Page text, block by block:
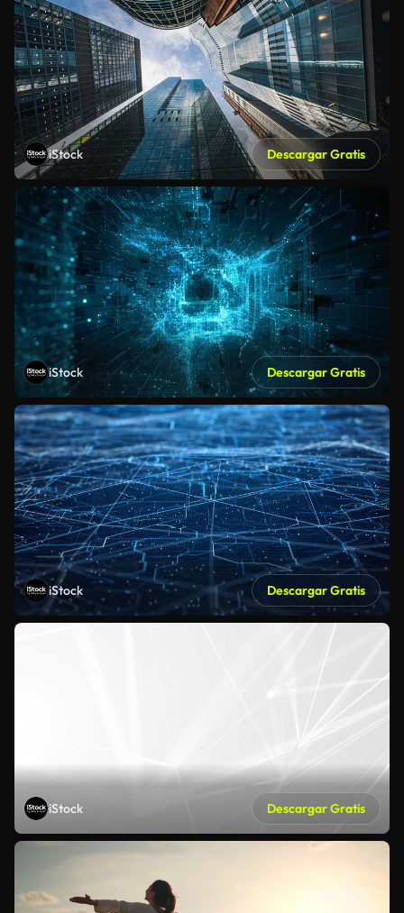
iStock Descargar Gratis
iStock Descargar Gratis
iStock Descargar Gratis
iStock Descargar Gratis